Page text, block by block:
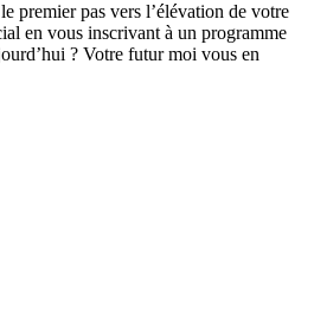
premier pas vers l’élévation de votre
en vous inscrivant à un programme
? Votre futur moi vous en